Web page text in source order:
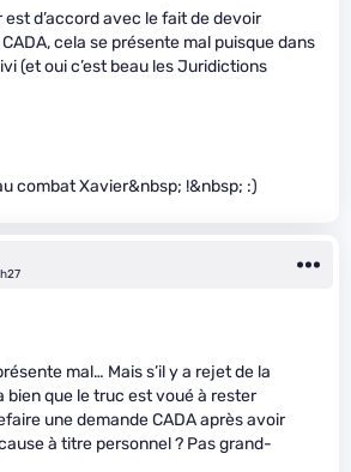
d’accord avec le fait de devoir
cela se présente mal puisque dans
(et oui c’est beau les Juridictions
combat Xavier&nbsp; !&nbsp; :)
mal… Mais s’il y a rejet de la
bien que le truc est voué à rester
une demande CADA après avoir
à titre personnel ? Pas grand-